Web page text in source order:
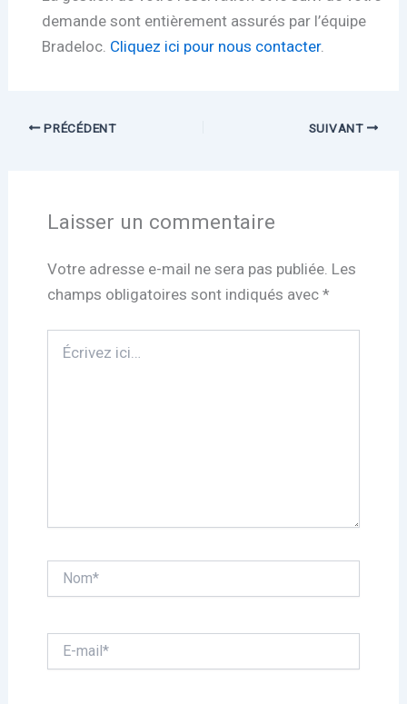
demande sont entièrement assurés par l’équipe
Bradeloc. Cliquez ici pour nous contacter.
PRÉCÉDENT SUIVANT
Laisser un commentaire
Votre adresse e-mail ne sera pas publiée. Les
champs obligatoires sont indiqués avec *
ici…
mail*